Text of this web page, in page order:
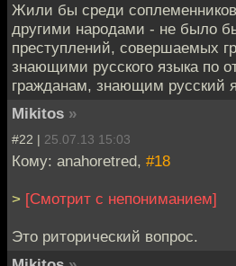
Жили бы среди
другими народами - не было
преступлений, совершаемых
знающими русского языка по
гражданам, знающим русский
Mikitos »
#22 | 25.07.13 15:03
Кому: anahoretred, #18
> [Смотрит с непониманием]
Это риторический вопрос.